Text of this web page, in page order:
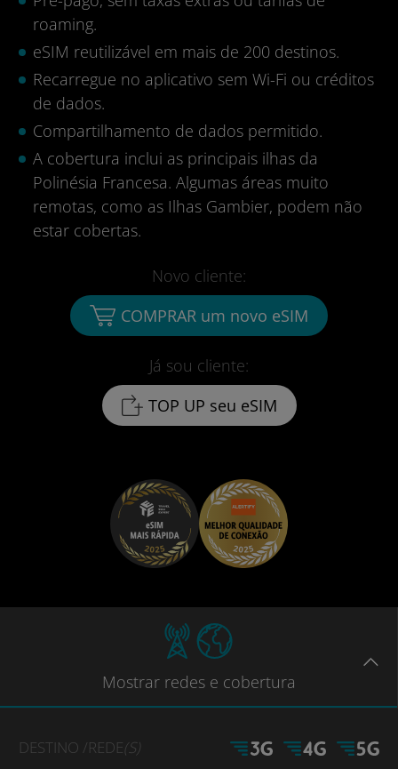
roaming.
eSIM reutilizável em mais de 200 destinos.
Recarregue no aplicativo sem Wi-Fi ou créditos
de dados.
Compartilhamento de dados permitido.
A cobertura inclui as principais ilhas da
Polinésia Francesa. Algumas áreas muito
remotas, como as Ilhas Gambier, podem não
estar cobertas.
Já sou cliente:
TOP UP seu eSIM
Novo cliente:
COMPRAR um novo eSIM
Mostrar redes e cobertura
DESTINO /REDE(S)